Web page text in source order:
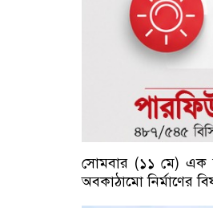
সোমবার (১১ মে) এক
অবকাঠামো নির্মাণের